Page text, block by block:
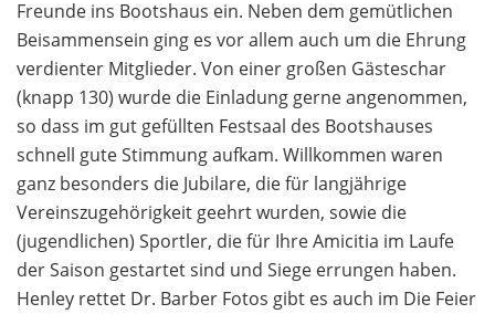
Freunde ins Bootshaus ein. Neben dem gemütlichen
Beisammensein ging es vor allem auch um die Ehrung
verdienter Mitglieder. Von einer großen Gästeschar
(knapp 130) wurde die Einladung gerne angenommen,
so dass im gut gefüllten Festsaal des Bootshauses
schnell gute Stimmung aufkam. Willkommen waren
ganz besonders die Jubilare, die für langjährige
Vereinszugehörigkeit geehrt wurden, sowie die
(jugendlichen) Sportler, die für Ihre Amicitia im Laufe
der Saison gestartet sind und Siege errungen haben.
Henley rettet Dr. Barber Fotos gibt es auch im Die Feier